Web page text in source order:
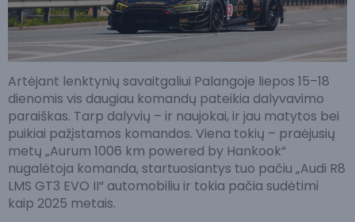
Artėjant lenktynių savaitgaliui Palangoje liepos 15–18
dienomis vis daugiau komandų pateikia dalyvavimo
paraiškas. Tarp dalyvių – ir naujokai, ir jau matytos bei
puikiai pažįstamos komandos. Viena tokių – praėjusių
metų „Aurum 1006 km powered by Hankook“
nugalėtoja komanda, startuosiantys tuo pačiu „Audi R8
LMS GT3 EVO II“ automobiliu ir tokia pačia sudėtimi
kaip 2025 metais.